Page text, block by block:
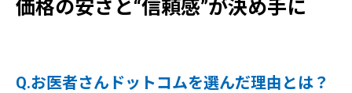
価格の安さと“信頼感”が決め手に
Q.お医者さんドットコムを選んだ理由とは？